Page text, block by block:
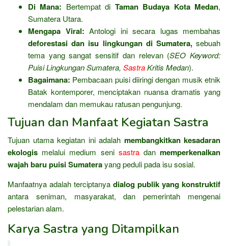
Di Mana: Bertempat di Taman Budaya Kota Medan,
Sumatera Utara.
Mengapa Viral: Antologi ini secara lugas membahas
deforestasi dan isu lingkungan di Sumatera,sebuah
tema yang sangat sensitif dan relevan (SEO Keyword:
Puisi Lingkungan Sumatera, SastraKritis Medan).
Bagaimana: Pembacaan puisi diiringi dengan musik etnik
Batak kontemporer, menciptakan nuansa dramatis yang
mendalam dan memukau ratusan pengunjung.
Tujuan dan Manfaat Kegiatan Sastra
Tujuan utama kegiatan ini adalah membangkitkan kesadaran
ekologis melalui medium seni sastradanmemperkenalkan
wajah baru puisi Sumaterayang peduli pada isu sosial.
Manfaatnya adalah terciptanya dialog publik yang konstruktif
antara seniman, masyarakat, dan pemerintah mengenai
pelestarian alam.
Karya Sastra yang Ditampilkan